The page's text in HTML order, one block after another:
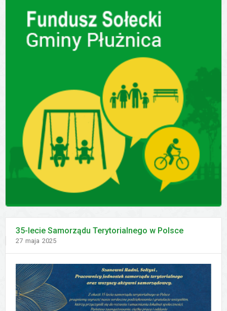
35-lecie Samorządu Terytorialnego w Polsce
Dodano
27 maja 2025